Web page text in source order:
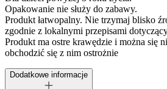
Opakowanie nie służy do zabawy.
Produkt łatwopalny. Nie trzymaj blisko
zgodnie z lokalnymi przepisami
Produkt ma ostre krawędzie i można się
obchodzić się z nim ostrożnie
Dodatkowe informacje